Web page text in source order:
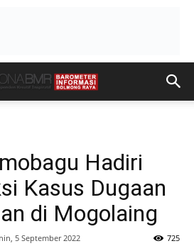
Hadiri
Kasus Dugaan
di Mogolaing
5 September 2022 725